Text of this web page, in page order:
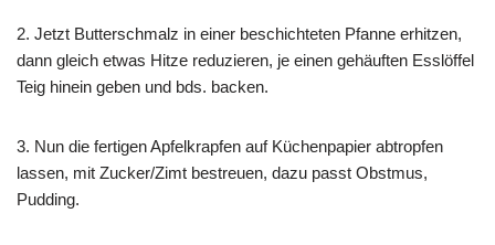
2. Jetzt Butterschmalz in einer beschichteten Pfanne erhitzen,
dann gleich etwas Hitze reduzieren, je einen gehäuften Esslöffel
Teig hinein geben und bds. backen.
3. Nun die fertigen Apfelkrapfen auf Küchenpapier abtropfen
lassen, mit Zucker/Zimt bestreuen, dazu passt Obstmus,
Pudding.